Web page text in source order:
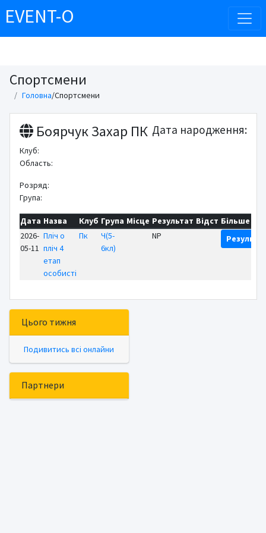
EVENT-O
Спортсмени
Головна/Спортсмени
Боярчук Захар ПК Дата народження:
Клуб:
Область:
Розряд:
Група:
Дата Назва Клуб Група Місце Результат Відст Більше
2026-
05-11
Пліч о
пліч 4
етап
особисті
Пк
Ч(5-
6кл)
NP
Цього тижня
Подивитись всі онлайни
Партнери